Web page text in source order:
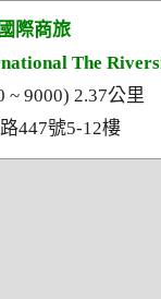
際商旅
The
~ 9000) 2.37公里
447號5-12樓